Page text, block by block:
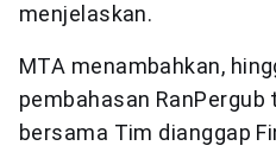
menjelaskan.
MTA menambahkan,
pembahasan RanPergub
bersama Tim dianggap